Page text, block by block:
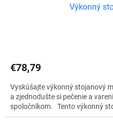
Výkonný
€78,79
Vyskúšajte výkonný stojanový
a zjednodušte si pečenie a
spoločníkom. Tento výkonný